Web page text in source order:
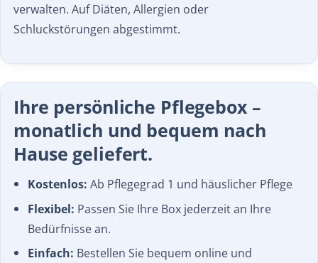
verwalten. Auf Diäten, Allergien oder
Schluckstörungen abgestimmt.
Ihre persönliche Pflegebox –
monatlich und bequem nach
Hause geliefert.
Kostenlos: Ab Pflegegrad 1 und häuslicher Pflege
Flexibel: Passen Sie Ihre Box jederzeit an Ihre
Bedürfnisse an.
Einfach: Bestellen Sie bequem online und